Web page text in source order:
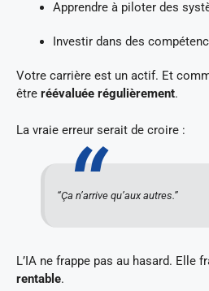
Apprendre à piloter des
Investir dans des
Votre carrière est un actif. Et
être réévaluée régulièrement.
La vraie erreur serait de croire :
“Ça n’arrive qu’aux autres.”
L’IA ne frappe pas au hasard. Elle
rentable.